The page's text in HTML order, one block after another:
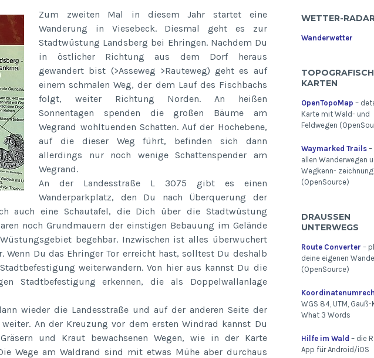
Zum zweiten Mal in diesem Jahr startet eine
Wanderung in Viesebeck. Diesmal geht es zur
Stadtwüstung Landsberg bei Ehringen. Nachdem Du
in östlicher Richtung aus dem Dorf heraus
gewandert bist (>Asseweg >Rauteweg) geht es auf
einem schmalen Weg, der dem Lauf des Fischbachs
folgt, weiter Richtung Norden. An heißen
Sonnentagen spenden die großen Bäume am
Wegrand wohltuenden Schatten. Auf der Hochebene,
auf die dieser Weg führt, befinden sich dann
allerdings nur noch wenige Schattenspender am
Wegrand.
An der Landesstraße L 3075 gibt es einen
Wanderparkplatz, den Du nach Überquerung der
auch eine Schautafel, die Dich über die Stadtwüstung
noch Grundmauern der einstigen Bebauung im Gelände
begehbar. Inzwischen ist alles überwuchert
Wenn Du das Ehringer Tor erreicht hast, solltest Du deshalb
weiterwandern. Von hier aus kannst Du die
Stadtbefestigung erkennen, die als Doppelwallanlage
wieder die Landesstraße und auf der anderen Seite der
An der Kreuzung vor dem ersten Windrad kannst Du
und Kraut bewachsenen Wegen, wie in der Karte
Wege am Waldrand sind mit etwas Mühe aber durchaus
WETTER-
Wanderwetter
KARTEN
OpenTopoMap –
Karte mit Wald- und
Feldwegen
Waymarked Trails–
allen Wanderwegen
Wegkenn-
(OpenSource)
DRAUSSEN U
NTERWEGS
Route Converter –
deine eigenen
(OpenSource)
WGS 84, UTM, Gauß-
What 3 Words
Hilfe im Wald – die
App für Android/iOS